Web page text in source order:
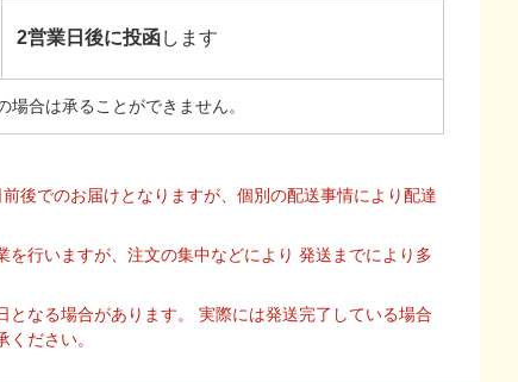
2営業日後に投函します
合は承ることができません。
後でのお届けとなりますが、個別の配送事情により配達
行いますが、注文の集中などにより 発送までにより多
なる場合があります。 実際には発送完了している場合
ださい。